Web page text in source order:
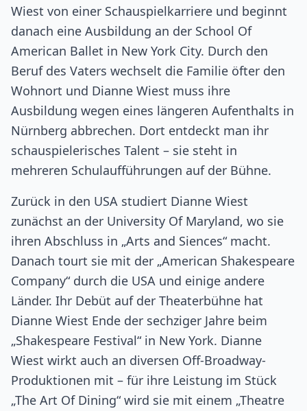
Wiest von einer Schauspielkarriere und beginnt
danach eine Ausbildung an der School Of
American Ballet in New York City. Durch den
Beruf des Vaters wechselt die Familie öfter den
Wohnort und Dianne Wiest muss ihre
Ausbildung wegen eines längeren Aufenthalts in
Nürnberg abbrechen. Dort entdeckt man ihr
schauspielerisches Talent – sie steht in
mehreren Schulaufführungen auf der Bühne.
Zurück in den USA studiert Dianne Wiest
zunächst an der University Of Maryland, wo sie
ihren Abschluss in „Arts and Siences“ macht.
Danach tourt sie mit der „American Shakespeare
Company“ durch die USA und einige andere
Länder. Ihr Debüt auf der Theaterbühne hat
Dianne Wiest Ende der sechziger Jahre beim
„Shakespeare Festival“ in New York. Dianne
Wiest wirkt auch an diversen Off-Broadway-
Produktionen mit – für ihre Leistung im Stück
„The Art Of Dining“ wird sie mit einem „Theatre